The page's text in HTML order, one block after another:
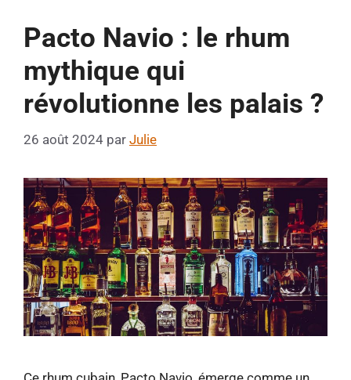
Pacto Navio : le rhum
mythique qui
révolutionne les palais ?
26 août 2024 par Julie